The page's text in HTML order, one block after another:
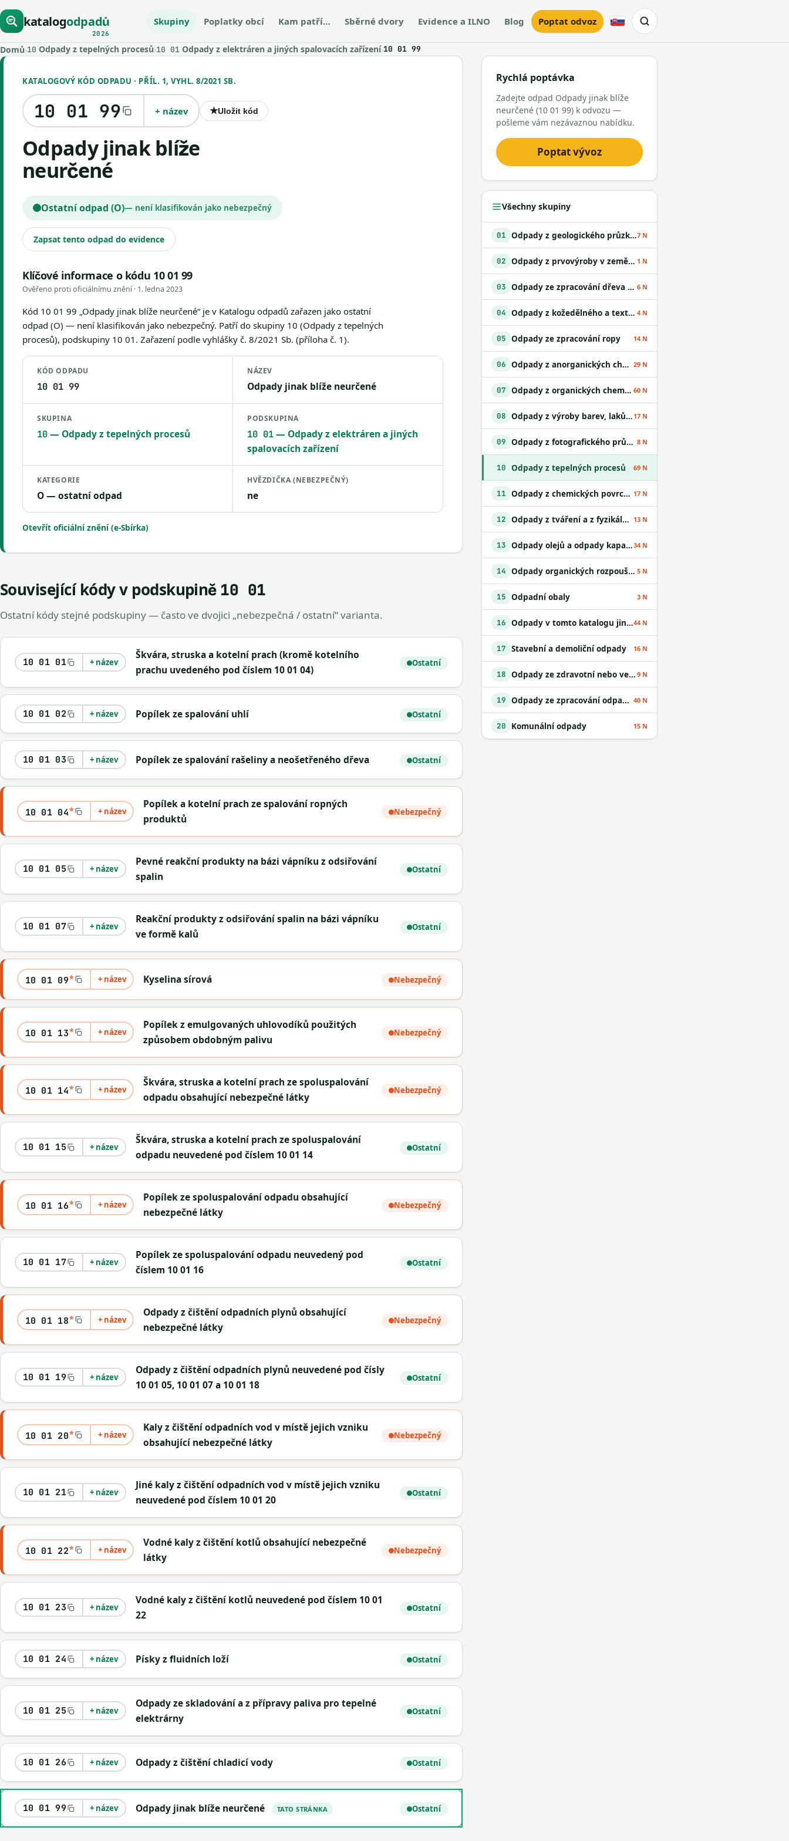
katalogodpadů
2026
Skupiny Poplatky obcí Kam patří… Sběrné dvory Evidence a ILNO Blog Poptat odvoz Slovensky
Domů›10 Odpady z tepelných procesů›10 01 Odpady z elektráren a jiných spalovacích zařízení›10 01 99
KATALOGOVÝ KÓD ODPADU · PŘÍL. 1, VYHL. 8/2021 SB.
10 01 99 + název ★Uložit kód
Odpady jinak blíže
neurčené
Ostatní odpad (O)— není klasifikován jako nebezpečný
Zapsat tento odpad do evidence
Klíčové informace o kódu 10 01 99
Ověřeno proti oficiálnímu znění · 1. ledna 2023
Kód 10 01 99 „Odpady jinak blíže neurčené“ je v Katalogu odpadů zařazen jako ostatní
odpad (O) — není klasifikován jako nebezpečný. Patří do skupiny 10 (Odpady z tepelných
procesů), podskupiny 10 01. Zařazení podle vyhlášky č. 8/2021 Sb. (příloha č. 1).
KÓD ODPADU
10 01 99
NÁZEV
Odpady jinak blíže neurčené
SKUPINA
10— Odpady z tepelných procesů
PODSKUPINA
10 01— Odpady z elektráren a jiných
spalovacích zařízení
KATEGORIE
O — ostatní odpad
HVĚZDIČKA (NEBEZPEČNÝ)
ne
Otevřít oficiální znění (e-Sbírka)
Související kódy v podskupině 10 01
Ostatní kódy stejné podskupiny — často ve dvojici „nebezpečná / ostatní“ varianta.
10 01 01 + název
Škvára, struska a kotelní prach (kromě kotelního
prachu uvedeného pod číslem 10 01 04)
Ostatní
10 01 02 + název Popílek ze spalování uhlí Ostatní
10 01 03 + název Popílek ze spalování rašeliny a neošetřeného dřeva Ostatní
10 01 04* + název
Popílek a kotelní prach ze spalování ropných
produktů
Nebezpečný
10 01 05 + název
Pevné reakční produkty na bázi vápníku z odsiřování
spalin
Ostatní
10 01 07 + název
Reakční produkty z odsiřování spalin na bázi vápníku
ve formě kalů
Ostatní
10 01 09* + název Kyselina sírová Nebezpečný
10 01 13* + název
Popílek z emulgovaných uhlovodíků použitých
způsobem obdobným palivu
Nebezpečný
10 01 14* + název
Škvára, struska a kotelní prach ze spoluspalování
odpadu obsahující nebezpečné látky
Nebezpečný
10 01 15 + název
Škvára, struska a kotelní prach ze spoluspalování
odpadu neuvedené pod číslem 10 01 14
Ostatní
10 01 16* + název
Popílek ze spoluspalování odpadu obsahující
nebezpečné látky
Nebezpečný
10 01 17 + název
Popílek ze spoluspalování odpadu neuvedený pod
číslem 10 01 16
Ostatní
10 01 18* + název
Odpady z čištění odpadních plynů obsahující
nebezpečné látky
Nebezpečný
10 01 19 + název
Odpady z čištění odpadních plynů neuvedené pod čísly
10 01 05, 10 01 07 a 10 01 18
Ostatní
10 01 20* + název
Kaly z čištění odpadních vod v místě jejich vzniku
obsahující nebezpečné látky
Nebezpečný
10 01 21 + název
Jiné kaly z čištění odpadních vod v místě jejich vzniku
neuvedené pod číslem 10 01 20
Ostatní
10 01 22* + název
Vodné kaly z čištění kotlů obsahující nebezpečné
látky
Nebezpečný
10 01 23 + název
Vodné kaly z čištění kotlů neuvedené pod číslem 10 01
22
Ostatní
10 01 24 + název Písky z fluidních loží Ostatní
10 01 25 + název
Odpady ze skladování a z přípravy paliva pro tepelné
elektrárny
Ostatní
10 01 26 + název Odpady z čištění chladicí vody Ostatní
10 01 99 + název Odpady jinak blíže neurčené TATO STRÁNKA Ostatní
Rychlá poptávka
Zadejte odpad Odpady jinak blíže
neurčené (10 01 99) k odvozu —
pošleme vám nezávaznou nabídku.
Poptat vývoz
Všechny skupiny
01 Odpady z geologického průzkumu7 N
02 Odpady z prvovýroby v zemědělství 1 N
03 Odpady ze zpracování dřeva a výroby desek 6 N
04 Odpady z kožedělného a textilního průmyslu 4 N
05 Odpady ze zpracování ropy 14 N
06 Odpady z anorganických chemických procesů 29 N
07 Odpady z organických chemických procesů 60 N
08 Odpady z výroby barev, laků a lepidel 17 N
09 Odpady z fotografického průmyslu 8 N
10 Odpady z tepelných procesů 69 N
11 Odpady z chemických povrchových úprav 17 N
12 Odpady z tváření a z fyzikální a mechanické úpravy povrchu kovů a plastů 13 N
13 Odpady olejů a odpady kapalných paliv34 N
14 Odpady organických rozpouštědel 5 N
15 Odpadní obaly 3 N
16 Odpady v tomto katalogu jinak neurčené44 N
17 Stavební a demoliční odpady 16 N
18 Odpady ze zdravotní nebo veterinární péče a /nebo z výzkumu s nimi souvisejícího 9 N
19 Odpady ze zpracování odpadu a z ČOV 40 N
20 Komunální odpady 15 N